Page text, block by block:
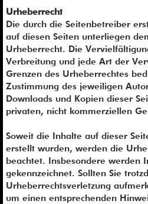
Urheberrecht
Die durch die Seitenbetreiber
auf diesen Seiten unterliegen
Urheberrecht. Die
Verbreitung und jede Art der
Grenzen des Urheberrechtes
Zustimmung des jeweiligen
Downloads und Kopien dieser
privaten, nicht kommerziellen
Soweit die Inhalte auf dieser
erstellt wurden, werden die
beachtet. Insbesondere werden
gekennzeichnet. Sollten Sie
Urheberrechtsverletzung
um einen entsprechenden